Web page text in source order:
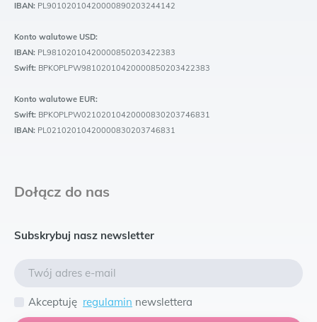
IBAN: PL90102010420000890203244142
Konto walutowe USD:
IBAN: PL98102010420000850203422383
Swift: BPKOPLPW98102010420000850203422383
Konto walutowe EUR:
Swift: BPKOPLPW02102010420000830203746831
IBAN: PL02102010420000830203746831
Dołącz do nas
Subskrybuj nasz newsletter
Akceptuję regulamin newslettera